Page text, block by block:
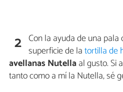
2 Con la ayuda de una
superficie de latortilla de
avellanas Nutellaal gusto. Si
tanto como a mí la Nutella, sé